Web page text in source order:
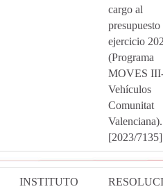
cargo al
presupuesto
ejercicio
(Programa
MOVES
Vehículos
Comunitat
Valenciana).
[2023/7135]
INSTITUTO